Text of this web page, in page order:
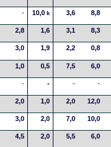
- 10,0 k 3,6 8,8
2,8 1,6 3,1 8,3
3,0 1,9 2,2 0,8
1,0 0,5 7,5 6,0
- - - -
2,0 1,0 2,0 12,0
3,0 2,0 7,0 10,0
4,5 2,0 5,5 6,0